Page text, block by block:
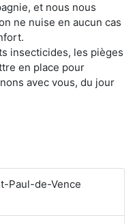
et nous nous
ne nuise en aucun cas
insecticides, les pièges
en place pour
avec vous, du jour
Paul-de-Vence